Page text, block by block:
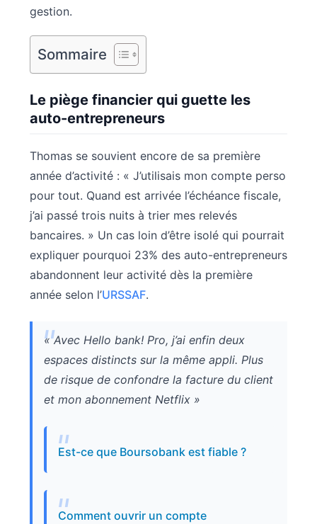
gestion.
Sommaire
Le piège financier qui guette les
auto-entrepreneurs
Thomas se souvient encore de sa première
année d’activité : « J’utilisais mon compte perso
pour tout. Quand est arrivée l’échéance fiscale,
j’ai passé trois nuits à trier mes relevés
bancaires. » Un cas loin d’être isolé qui pourrait
expliquer pourquoi 23% des auto-entrepreneurs
abandonnent leur activité dès la première
année selon l’URSSAF.
« Avec Hello bank! Pro, j’ai enfin deux
espaces distincts sur la même appli. Plus
de risque de confondre la facture du client
et mon abonnement Netflix »
Est-ce que Boursobank est fiable ?
Comment ouvrir un compte